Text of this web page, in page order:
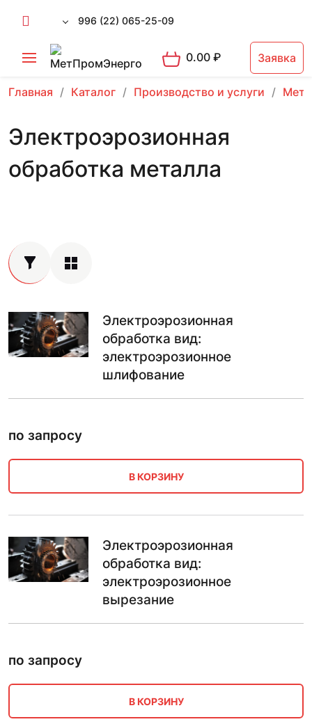
996 (22) 065-25-09
0.00₽ Заявка
Главная Каталог Производство и услуги
Электроэрозионная
обработка металла
Электроэрозионная
обработка вид:
электроэрозионное
шлифование
по запросу
В КОРЗИНУ
Электроэрозионная
обработка вид:
электроэрозионное
вырезание
по запросу
В КОРЗИНУ